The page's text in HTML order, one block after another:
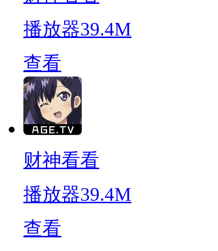
播放器39.4M
查看
财神看看
播放器39.4M
查看